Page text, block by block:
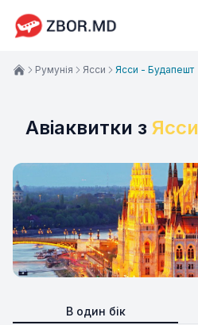
Авіаквитки з Ясси
В один бік
Румунія Ясси Ясси - Будапешт